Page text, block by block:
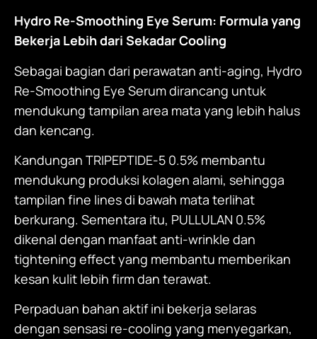
Hydro Re-Smoothing Eye Serum: Formula yang
Bekerja Lebih dari Sekadar Cooling
Sebagai bagian dari perawatan anti-aging, Hydro
Re-Smoothing Eye Serumdirancang untuk
mendukung tampilan area mata yang lebih halus
dan kencang.
Kandungan TRIPEPTIDE-5 0.5% membantu
mendukung produksi kolagen alami, sehingga
tampilan fine lines di bawah mata terlihat
berkurang. Sementara itu, PULLULAN 0.5%
dikenal dengan manfaat anti-wrinkle dan
tightening effect yang membantu memberikan
kesan kulit lebih firm dan terawat.
Perpaduan bahan aktif ini bekerja selaras
dengan sensasi re-cooling yang menyegarkan,